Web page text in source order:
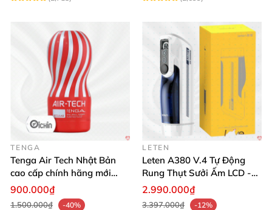
TENGA
Tenga Air Tech Nhật Bản
cao cấp chính hãng mới
seal giá tốt
900.000₫
1.500.000₫
-40%
LETEN
Leten A380 V.4 Tự Động
Rung Thụt Sưởi Ấm LCD -
Mua Ngay
2.990.000₫
3.397.000₫
-12%